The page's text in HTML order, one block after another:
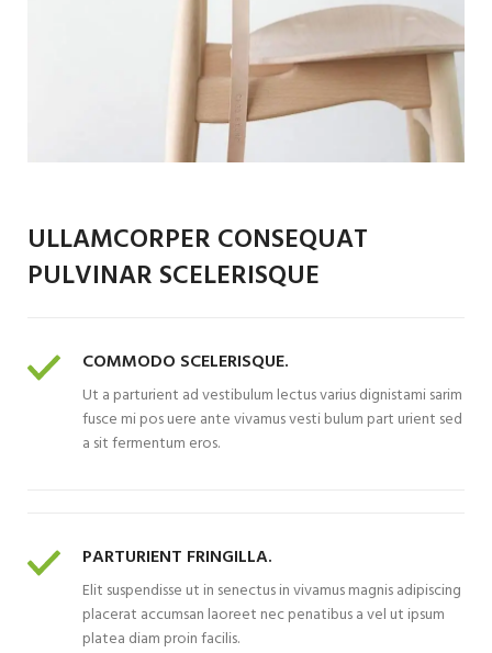
ULLAMCORPER CONSEQUAT
PULVINAR SCELERISQUE
COMMODO SCELERISQUE.
Ut a parturient ad vestibulum lectus varius dignistami sarim
fusce mi pos uere ante vivamus vesti bulum part urient sed
a sit fermentum eros.
PARTURIENT FRINGILLA.
Elit suspendisse ut in senectus in vivamus magnis adipiscing
placerat accumsan laoreet nec penatibus a vel ut ipsum
platea diam proin facilis.